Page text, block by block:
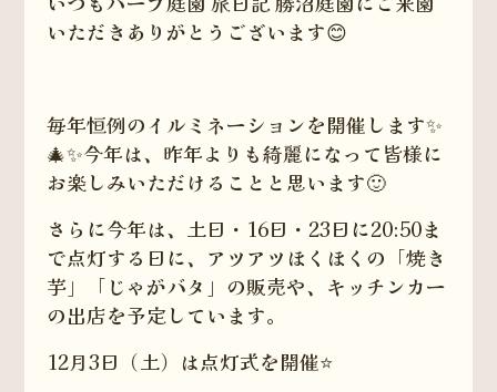
いただきありがとうございます😊
毎年恒例のイルミネーションを開催します✨
🎄✨今年は、昨年よりも綺麗になって皆様に
お楽しみいただけることと思います🙂
さらに今年は、土日・16日・23日に20:50ま
で点灯する日に、アツアツほくほくの「焼き
芋」「じゃがバタ」の販売や、キッチンカー
の出店を予定しています。
12月3日（土）は点灯式を開催⭐️